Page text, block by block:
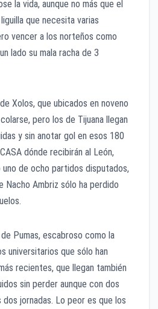
la vida, aunque no más que el
que necesita varias
vencer a los norteños como
lado su mala racha de 3
Xolos, que ubicados en noveno
pero los de Tijuana llegan
y sin anotar gol en esos 180
dónde recibirán al León,
de ocho partidos disputados,
Nacho Ambriz sólo ha perdido
Pumas, escabroso como la
universitarios que sólo han
recientes, que llegan también
sin perder aunque con dos
jornadas. Lo peor es que los